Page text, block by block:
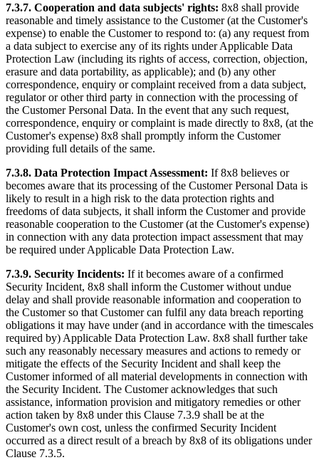
7.3.7. Cooperation and data subjects' rights: 8x8 shall provide
reasonable and timely assistance to the Customer (at the Customer's
expense) to enable the Customer to respond to: (a) any request from
a data subject to exercise any of its rights under Applicable Data
Protection Law (including its rights of access, correction, objection,
erasure and data portability, as applicable); and (b) any other
correspondence, enquiry or complaint received from a data subject,
regulator or other third party in connection with the processing of
the Customer Personal Data. In the event that any such request,
correspondence, enquiry or complaint is made directly to 8x8, (at the
Customer's expense) 8x8 shall promptly inform the Customer
providing full details of the same.
7.3.8. Data Protection Impact Assessment: If 8x8 believes or
becomes aware that its processing of the Customer Personal Data is
likely to result in a high risk to the data protection rights and
freedoms of data subjects, it shall inform the Customer and provide
reasonable cooperation to the Customer (at the Customer's expense)
in connection with any data protection impact assessment that may
be required under Applicable Data Protection Law.
7.3.9. Security Incidents: If it becomes aware of a confirmed
Security Incident, 8x8 shall inform the Customer without undue
delay and shall provide reasonable information and cooperation to
the Customer so that Customer can fulfil any data breach reporting
obligations it may have under (and in accordance with the timescales
required by) Applicable Data Protection Law. 8x8 shall further take
such any reasonably necessary measures and actions to remedy or
mitigate the effects of the Security Incident and shall keep the
Customer informed of all material developments in connection with
the Security Incident. The Customer acknowledges that such
assistance, information provision and mitigatory remedies or other
action taken by 8x8 under this Clause 7.3.9 shall be at the
Customer's own cost, unless the confirmed Security Incident
occurred as a direct result of a breach by 8x8 of its obligations under
Clause 7.3.5.